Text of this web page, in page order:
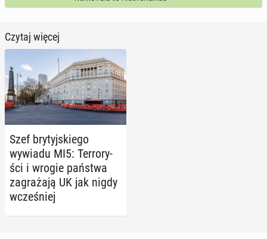
Czytaj więcej
Szef bry­tyj­skie­go
wywiadu MI5: Ter­ro­ry­
ści i wrogie państwa
za­gra­ża­ją UK jak nigdy
wcze­śniej